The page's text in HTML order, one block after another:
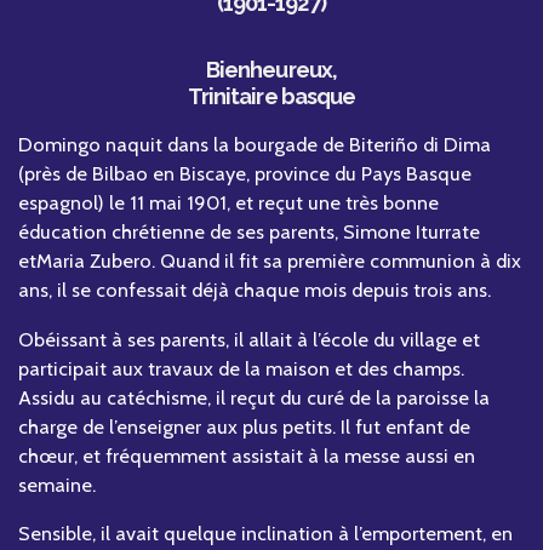
Bienheureux,
Trinitaire basque
Domingo naquit dans la bourgade de Biteriño di Dima
(près de Bilbao en Biscaye, province du Pays Basque
espagnol) le 11 mai 1901, et reçut une très bonne
éducation chrétienne de ses parents, Simone Iturrate
etMaria Zubero. Quand il fit sa première communion à dix
ans, il se confessait déjà chaque mois depuis trois ans.
Obéissant à ses parents, il allait à l’école du village et
participait aux travaux de la maison et des champs.
Assidu au catéchisme, il reçut du curé de la paroisse la
charge de l’enseigner aux plus petits. Il fut enfant de
chœur, et fréquemment assistait à la messe aussi en
semaine.
Sensible, il avait quelque inclination à l’emportement, en